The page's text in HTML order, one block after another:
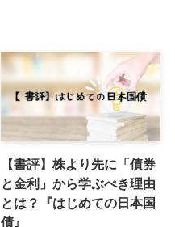
【書評】株より先に「債券
と金利」から学ぶべき理由
とは？『はじめての日本国
債』